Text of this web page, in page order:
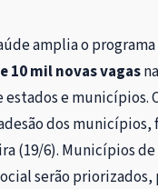
amplia o
10 mil novas vagas
e municípios.
dos
(19/6). Municípios
serão priorizados,